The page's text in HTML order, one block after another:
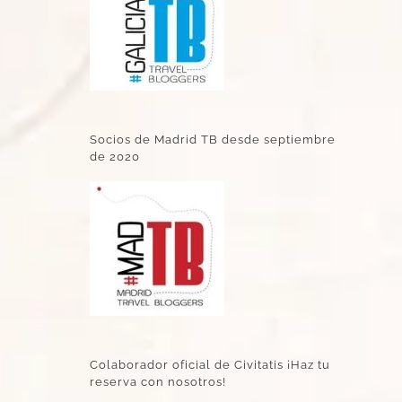
Socios de Madrid TB desde septiembre
de 2020
Colaborador oficial de Civitatis ¡Haz tu
reserva con nosotros!